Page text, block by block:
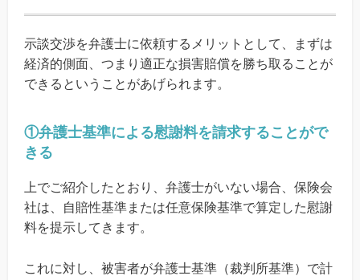
示談交渉を弁護士に依頼するメリットとして、まずは
経済的側面、つまり適正な損害賠償を勝ち取ることが
できるということがあげられます。
①弁護士基準による慰謝料を請求することがで
きる
上でご紹介したとおり、弁護士がいない場合、保険会
社は、自賠性基準または任意保険基準で算定した慰謝
料を提示してきます。
これに対し、被害者が弁護士基準（裁判所基準）で計